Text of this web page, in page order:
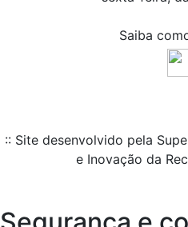
Saiba
:: Site desenvolvido pela
e Inovação da